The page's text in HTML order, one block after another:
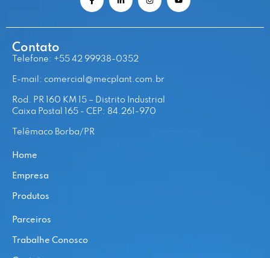
Contato
Telefone: +55 42 99938-0352
E-mail: comercial@mecplant.com.br
Rod. PR 160 KM 15 – Distrito Industrial
Caixa Postal 165 - CEP: 84.261-970
Telêmaco Borba/PR
Home
Empresa
Produtos
Parceiros
Trabalhe Conosco